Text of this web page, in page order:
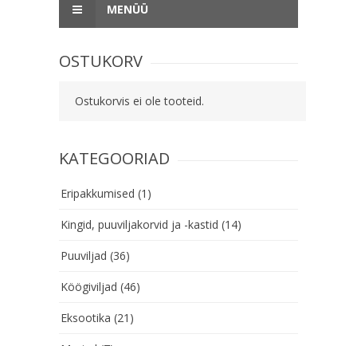
MENÜÜ
OSTUKORV
Ostukorvis ei ole tooteid.
KATEGOORIAD
Eripakkumised (1)
Kingid, puuviljakorvid ja -kastid (14)
Puuviljad (36)
Köögiviljad (46)
Eksootika (21)